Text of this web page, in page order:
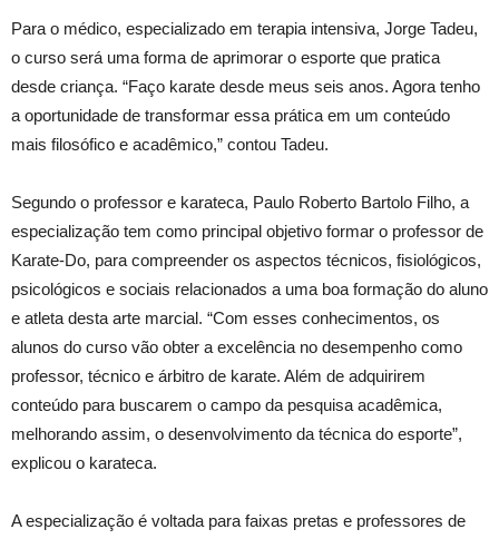
Para o médico, especializado em terapia intensiva, Jorge Tadeu,
o curso será uma forma de aprimorar o esporte que pratica
desde criança. “Faço karate desde meus seis anos. Agora tenho
a oportunidade de transformar essa prática em um conteúdo
mais filosófico e acadêmico,” contou Tadeu.
Segundo o professor e karateca, Paulo Roberto Bartolo Filho, a
especialização tem como principal objetivo formar o professor de
Karate-Do, para compreender os aspectos técnicos, fisiológicos,
psicológicos e sociais relacionados a uma boa formação do aluno
e atleta desta arte marcial. “Com esses conhecimentos, os
alunos do curso vão obter a excelência no desempenho como
professor, técnico e árbitro de karate. Além de adquirirem
conteúdo para buscarem o campo da pesquisa acadêmica,
melhorando assim, o desenvolvimento da técnica do esporte”,
explicou o karateca.
A especialização é voltada para faixas pretas e professores de